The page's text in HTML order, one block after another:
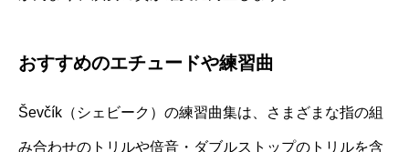
おすすめのエチュードや練習曲
Ševčík（シェビーク）の練習曲集は、さまざまな指の組
み合わせのトリルや倍音・ダブルストップのトリルを含